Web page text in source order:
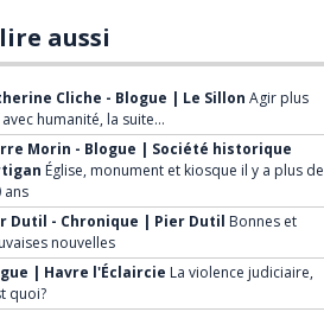
de la consultation privée en
pouvant être abordés
consultations sont variés.
quelques exemples :
la communication,
désir sexuel, trouble lié à
la difficulté
la séparation, le deuil,
aussi
Cliche - Blogue | Le Sillon Agir plus
humanité, la suite…
Morin - Blogue | Société historique
Église, monument et kiosque il y a plus de
ans
Dutil - Chronique | Pier Dutil Bonnes et
nouvelles
| Havre l'Éclaircie La violence judiciaire,
quoi?